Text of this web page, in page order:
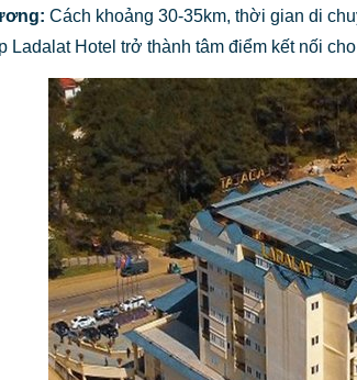
Cách khoảng 30-35km, thời gian di
Ladalat Hotel trở thành tâm điểm kết nối